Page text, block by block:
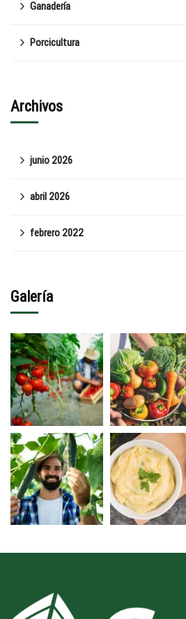
Ganadería
Porcicultura
Archivos
junio 2026
abril 2026
febrero 2022
Galería